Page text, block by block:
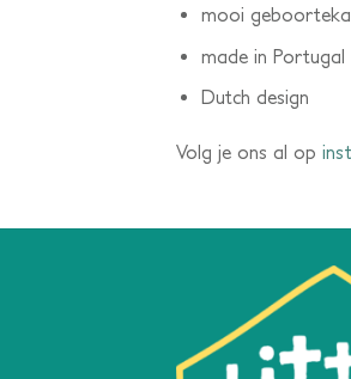
mooi
made in Portugal
Dutch design
Volg je ons al op